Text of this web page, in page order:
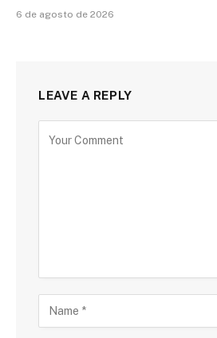
6 de agosto de 2026
LEAVE A REPLY